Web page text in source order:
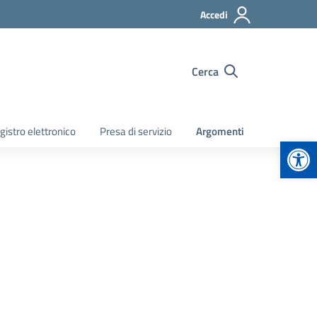
Accedi
Cerca
elettronico Presa di servizio Argomenti